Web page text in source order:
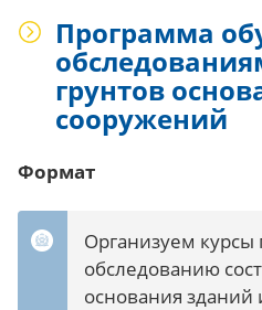
Программа
грунтов
сооружений
Формат
Организуем курсы
обследованию
основания